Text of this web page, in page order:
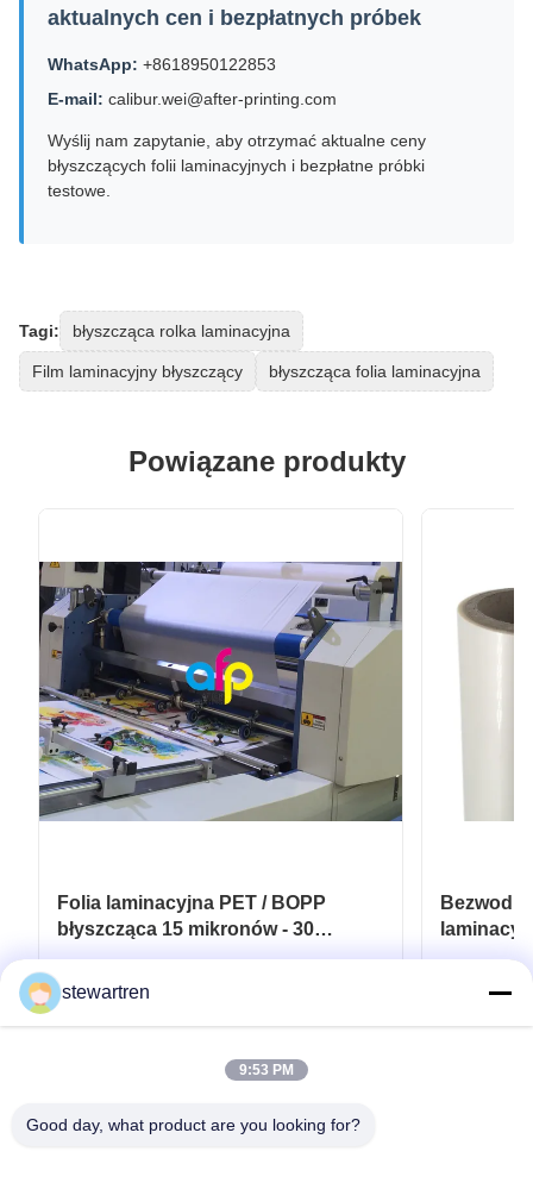
aktualnych cen i bezpłatnych próbek
WhatsApp: +8618950122853
E-mail: calibur.wei@after-printing.com
Wyślij nam zapytanie, aby otrzymać aktualne ceny
błyszczących folii laminacyjnych i bezpłatne próbki
testowe.
Tagi: błyszcząca rolka laminacyjna
Film laminacyjny błyszczący błyszcząca folia laminacyjna
Powiązane produkty
Folia laminacyjna PET / BOPP
błyszcząca 15 mikronów - 30
mikronów z wykończeniem
połyskliwym
stewartren
9:53 PM
Good day, what product are you looking for?